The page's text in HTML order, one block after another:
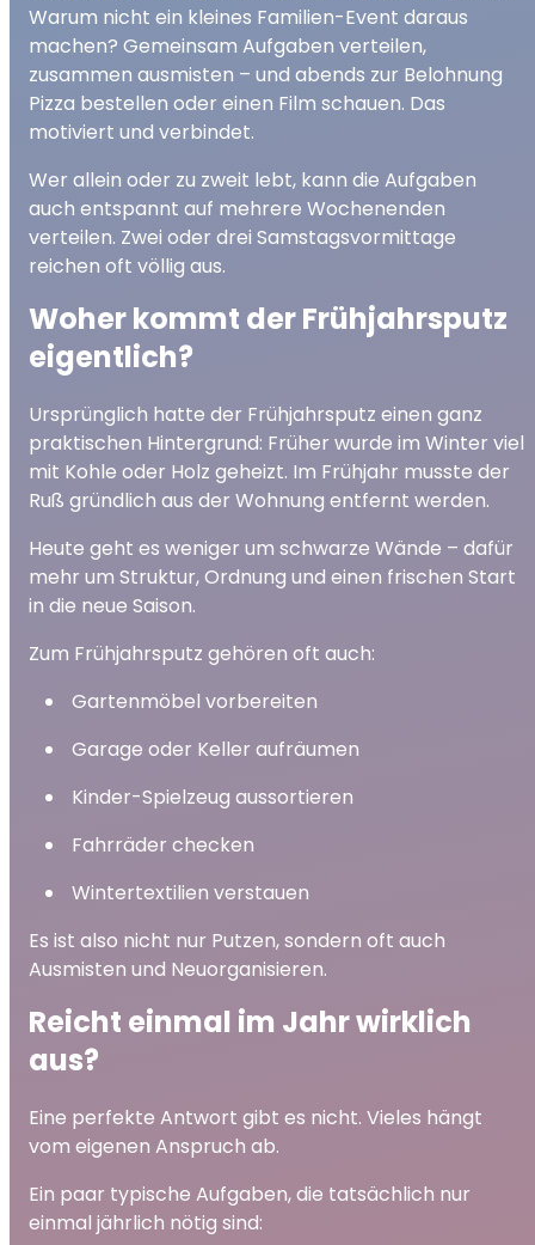
Warum nicht ein kleines Familien-Event daraus
machen? Gemeinsam Aufgaben verteilen,
zusammen ausmisten – und abends zur Belohnung
Pizza bestellen oder einen Film schauen. Das
motiviert und verbindet.
Wer allein oder zu zweit lebt, kann die Aufgaben
auch entspannt auf mehrere Wochenenden
verteilen. Zwei oder drei Samstagsvormittage
reichen oft völlig aus.
Woher kommt der Frühjahrsputz
eigentlich?
Ursprünglich hatte der Frühjahrsputz einen ganz
praktischen Hintergrund: Früher wurde im Winter viel
mit Kohle oder Holz geheizt. Im Frühjahr musste der
Ruß gründlich aus der Wohnung entfernt werden.
Heute geht es weniger um schwarze Wände – dafür
mehr um Struktur, Ordnung und einen frischen Start
in die neue Saison.
Zum Frühjahrsputz gehören oft auch:
Gartenmöbel vorbereiten
Garage oder Keller aufräumen
Kinder-Spielzeug aussortieren
Fahrräder checken
Wintertextilien verstauen
Es ist also nicht nur Putzen, sondern oft auch
Ausmisten und Neuorganisieren.
Reicht einmal im Jahr wirklich
aus?
Eine perfekte Antwort gibt es nicht. Vieles hängt
vom eigenen Anspruch ab.
Ein paar typische Aufgaben, die tatsächlich nur
einmal jährlich nötig sind: